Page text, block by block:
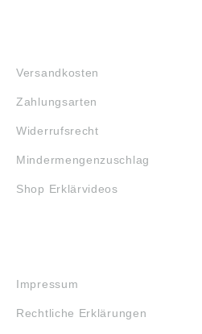
Versandkosten
Zahlungsarten
Widerrufsrecht
Mindermengenzuschlag
Shop Erklärvideos
Impressum
Rechtliche Erklärungen